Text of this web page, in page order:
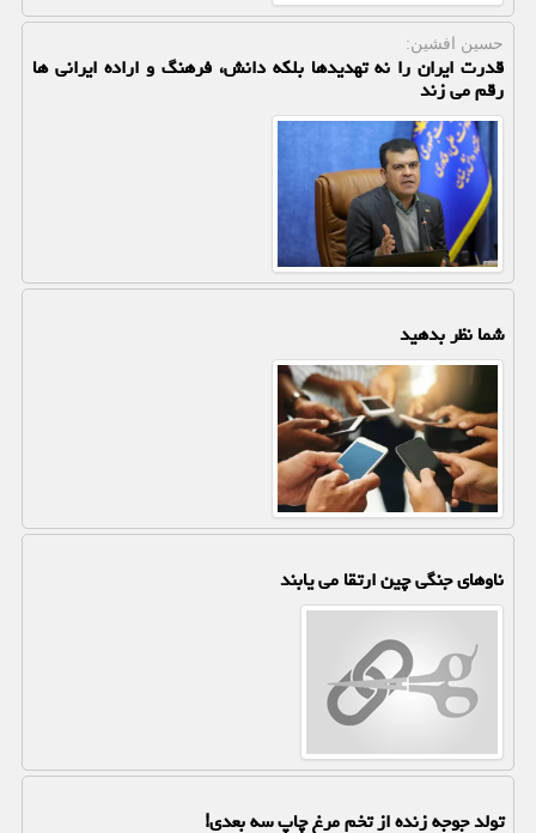
حسین افشین:
قدرت ایران را نه تهدیدها بلکه دانش، فرهنگ و اراده ایرانی ها
رقم می زند
شما نظر بدهید
ناوهای جنگی چین ارتقا می یابند
تولد جوجه زنده از تخم مرغ چاپ سه بعدی!